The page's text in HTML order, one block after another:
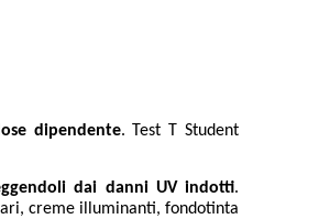
dipendente. Test T Student
dai danni UV indotti.
creme illuminanti, fondotinta